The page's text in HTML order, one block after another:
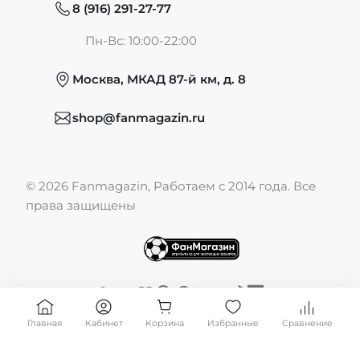
Обмен и возврат
Публичная оферта
8 (916) 291-27-77
Пн-Вс: 10:00-22:00
Москва, МКАД 87-й км, д. 8
shop@fanmagazin.ru
© 2026 Fanmagazin, Работаем с 2014 года. Все
права защищены
Главная Кабинет Корзина Избранные Сравнение